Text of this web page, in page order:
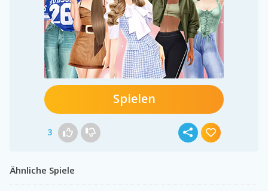
Spielen
3
Ähnliche Spiele